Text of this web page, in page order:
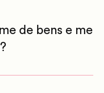
de bens e me